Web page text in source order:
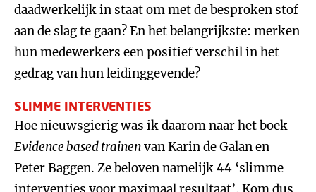
daadwerkelijk in staat om met de besproken stof
aan de slag te gaan? En het belangrijkste: merken
hun medewerkers een positief verschil in het
gedrag van hun leidinggevende?
SLIMME INTERVENTIES
Hoe nieuwsgierig was ik daarom naar het boek
Evidence based trainenvan Karin de Galan en
Peter Baggen. Ze beloven namelijk 44 ‘slimme